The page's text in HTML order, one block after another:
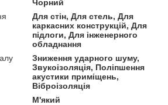
Чорний
Для стін, Для стель, Для
каркасних конструкцій, Для
підлоги, Для інженерного
обладнання
Зниження ударного шуму,
Звукоізоляція, Поліпшення
акустики приміщень,
Віброізоляція
М'який